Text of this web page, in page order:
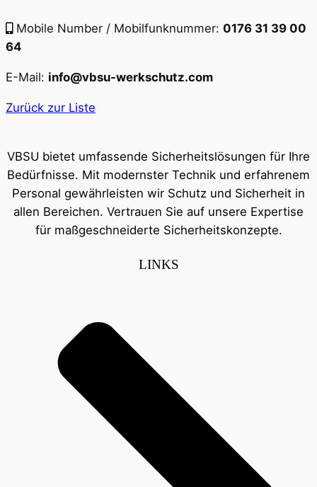
Mobile Number / Mobilfunknummer: 0176 31 39 00
64
E-Mail: info@vbsu-werkschutz.com
Zurück zur Liste
VBSU bietet umfassende Sicherheitslösungen für Ihre
Bedürfnisse. Mit modernster Technik und erfahrenem
Personal gewährleisten wir Schutz und Sicherheit in
allen Bereichen. Vertrauen Sie auf unsere Expertise
für maßgeschneiderte Sicherheitskonzepte.
LINKS